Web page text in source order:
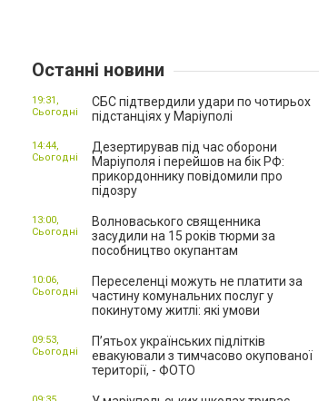
Останні новини
СБС підтвердили удари по чотирьох
підстанціях у Маріуполі
19:31,
Сьогодні
Дезертирував під час оборони
Маріуполя і перейшов на бік РФ:
прикордоннику повідомили про
підозру
14:44,
Сьогодні
Волноваського священника
засудили на 15 років тюрми за
пособництво окупантам
13:00,
Сьогодні
Переселенці можуть не платити за
частину комунальних послуг у
покинутому житлі: які умови
10:06,
Сьогодні
П’ятьох українських підлітків
евакуювали з тимчасово окупованої
території, - ФОТО
09:53,
Сьогодні